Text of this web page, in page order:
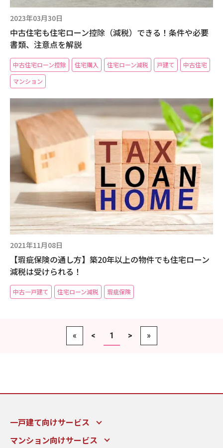
2023年03月30日
中古住宅も住宅ローン控除（減税）できる！条件や必要
書類、注意点を解説
中古住宅ローン控除 住宅購入 住宅ローン減税 戸建て
中古住宅
マンション
2021年11月08日
【瑕疵保険の通し方】築20年以上の物件でも住宅ローン
減税は受けられる！
中古一戸建て 住宅ローン減税 瑕疵保険
« < 1 > »
一戸建て向けサービス
マンション向けサービス